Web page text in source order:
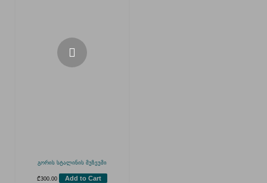
გორის სტალინის მუზეუმი
₾300.00 Add to Cart